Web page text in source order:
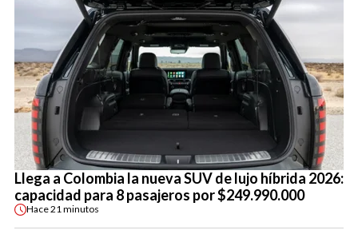
Llega a Colombia la nueva SUV de lujo híbrida 2026:
capacidad para 8 pasajeros por $249.990.000
Hace21 minutos